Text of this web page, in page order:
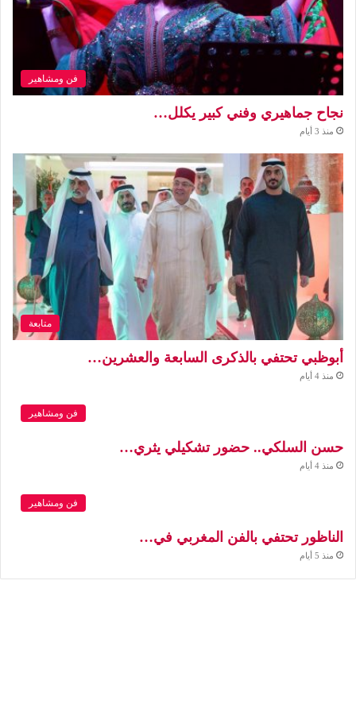
فن ومشاهير
نجاح جماهيري وفني كبير يكلل…
منذ 3 أيام
متابعة
أبوظبي تحتفي بالذكرى السابعة والعشرين…
منذ 4 أيام
فن ومشاهير
حسن السلكي.. حضور تشكيلي يثري…
منذ 4 أيام
فن ومشاهير
الناظور تحتفي بالفن المغربي في…
منذ 5 أيام